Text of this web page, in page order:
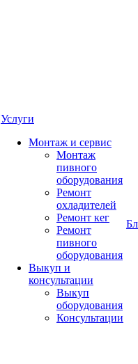
Услуги
Монтаж и сервис
Монтаж
пивного
оборудования
Ремонт
охладителей
Ремонт кег
Ремонт
пивного
оборудования
Выкуп и
консультации
Выкуп
оборудования
Консультации